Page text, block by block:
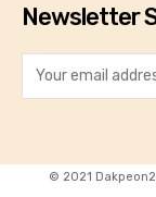
Newsletter
© 2021